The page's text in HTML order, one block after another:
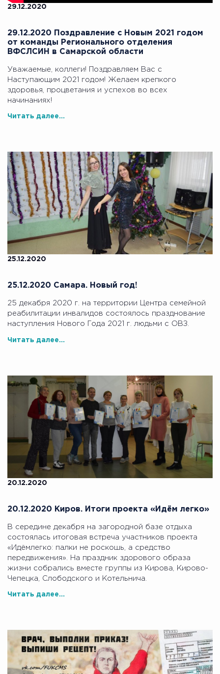
29.12.2020
29.12.2020 Поздравление с Новым 2021 годом
от команды Регионального отделения
ВФСЛСИН в Самарской области
Уважаемые, коллеги! Поздравляем Вас с
Наступающим 2021 годом! Желаем крепкого
здоровья, процветания и успехов во всех
начинаниях!
Читать далее...
25.12.2020
25.12.2020 Самара. Новый год!
25 декабря 2020 г. на территории Центра семейной
реабилитации инвалидов состоялось празднование
наступления Нового Года 2021 г. людьми с ОВЗ.
Читать далее...
20.12.2020
20.12.2020 Киров. Итоги проекта «Идём легко»
В середине декабря на загородной базе отдыха
состоялась итоговая встреча участников проекта
«Идёмлегко: палки не роскошь, а средство
передвижения». На праздник здорового образа
жизни собрались вместе группы из Кирова, Кирово-
Чепецка, Слободского и Котельнича.
Читать далее...